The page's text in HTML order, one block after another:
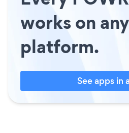
works on any
platform.
See apps in